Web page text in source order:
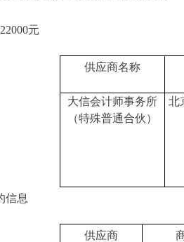
元
供应商名称
大信会计师事务所
（特殊普通合伙）
北
息
供应商